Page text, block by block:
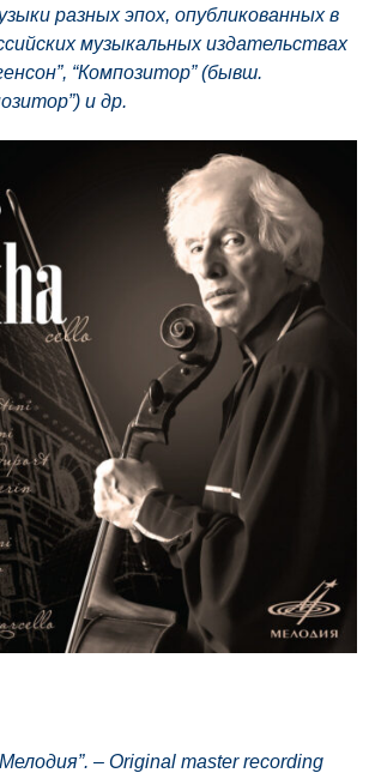
разных эпох, опубликованных в
музыкальных издательствах
“Композитор” (бывш.
и др.
– Original master recording